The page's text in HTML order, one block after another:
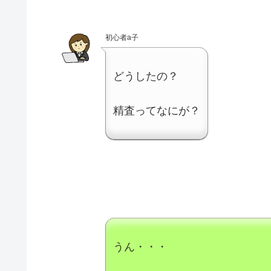
初心者a子
どうしたの？
精査ってなにが？
うん・・・